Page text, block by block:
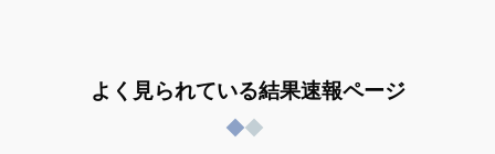
よく見られている結果速報ページ